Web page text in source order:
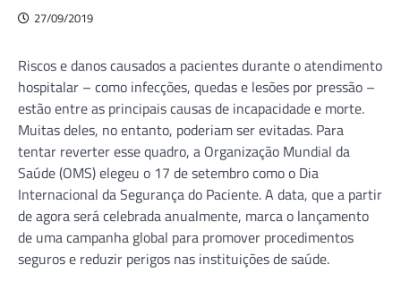
27/09/2019
Riscos e danos causados a pacientes durante o atendimento
hospitalar – como infecções, quedas e lesões por pressão –
estão entre as principais causas de incapacidade e morte.
Muitas deles, no entanto, poderiam ser evitadas. Para
tentar reverter esse quadro, a Organização Mundial da
Saúde (OMS) elegeu o 17 de setembro como o Dia
Internacional da Segurança do Paciente. A data, que a partir
de agora será celebrada anualmente, marca o lançamento
de uma campanha global para promover procedimentos
seguros e reduzir perigos nas instituições de saúde.